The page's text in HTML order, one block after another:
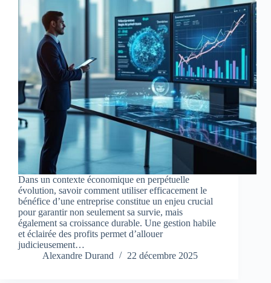
Dans un contexte économique en perpétuelle
évolution, savoir comment utiliser efficacement le
bénéfice d’une entreprise constitue un enjeu crucial
pour garantir non seulement sa survie, mais
également sa croissance durable. Une gestion habile
et éclairée des profits permet d’allouer
judicieusement…
Alexandre Durand
22 décembre 2025